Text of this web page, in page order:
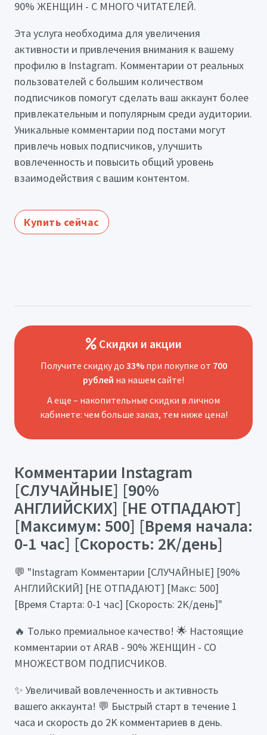
90% ЖЕНЩИН - С МНОГО ЧИТАТЕЛЕЙ.
Эта услуга необходима для увеличения
активности и привлечения внимания к вашему
профилю в Instagram. Комментарии от реальных
пользователей с большим количеством
подписчиков помогут сделать ваш аккаунт более
привлекательным и популярным среди аудитории.
Уникальные комментарии под постами могут
привлечь новых подписчиков, улучшить
вовлеченность и повысить общий уровень
взаимодействия с вашим контентом.
Купить сейчас
Скидки и акции
Получите скидку до 33%при покупке от 700
рублей на нашем сайте!
А еще – накопительные скидки в личном
кабинете: чем больше заказ, тем ниже цена!
Комментарии Instagram
[СЛУЧАЙНЫЕ] [90%
АНГЛИЙСКИХ] [НЕ ОТПАДАЮТ]
[Максимум: 500] [Время начала:
0-1 час] [Скорость: 2K/день]
💬 "Instagram Комментарии [СЛУЧАЙНЫЕ] [90%
АНГЛИЙСКИЙ] [НЕ ОТПАДАЮТ] [Макс: 500]
[Время Старта: 0-1 час] [Скорость: 2K/день]"
🔥 Только премиальное качество! 🌟 Настоящие
комментарии от ARAB - 90% ЖЕНЩИН - СО
МНОЖЕСТВОМ ПОДПИСЧИКОВ.
✨ Увеличивай вовлеченность и активность
вашего аккаунта! 💬 Быстрый старт в течение 1
часа и скорость до 2K комментариев в день.